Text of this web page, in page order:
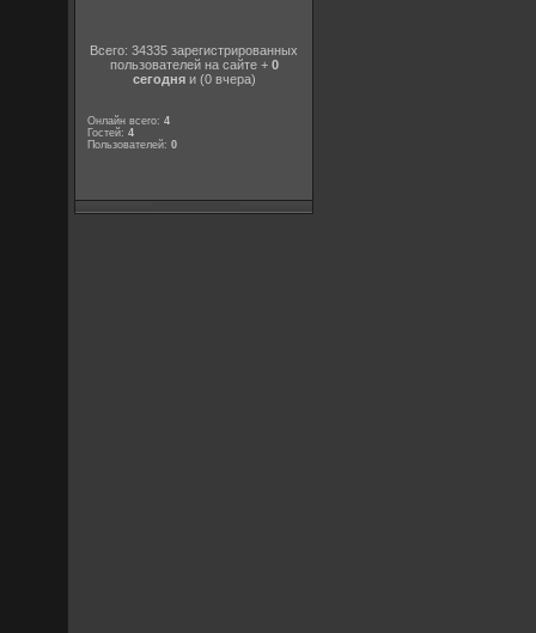
Всего: 34335 зарегистрированных
пользователей на сайте + 0
сегодняи (0 вчера)
Онлайн всего:4
Гостей:4
Пользователей:0